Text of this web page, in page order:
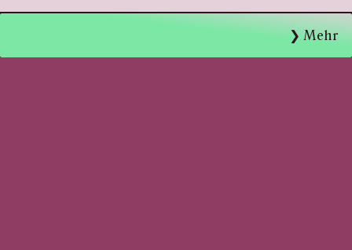
Mehr